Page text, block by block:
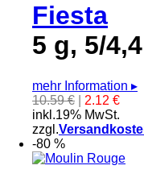
Fiesta
5 g, 5/
mehr Information ▸
10.59 €
2.12 €
inkl.19% MwSt.
zzgl.
-80 %